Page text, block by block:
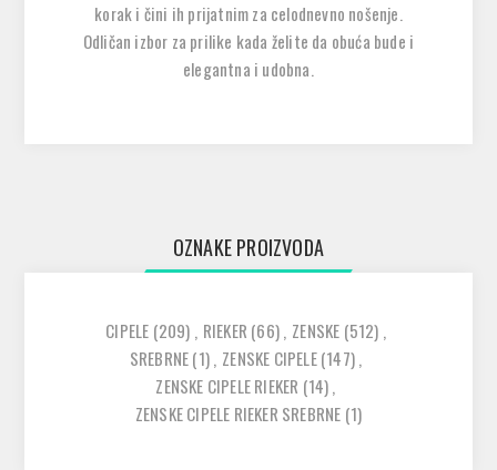
korak i čini ih prijatnim za celodnevno nošenje.
Odličan izbor za prilike kada želite da obuća bude i
elegantna i udobna.
OZNAKE PROIZVODA
CIPELE (209) , RIEKER (66), ZENSKE (512) ,
SREBRNE(1), ZENSKE CIPELE(147),
ZENSKE CIPELE RIEKER (14),
ZENSKE CIPELE RIEKER SREBRNE (1)